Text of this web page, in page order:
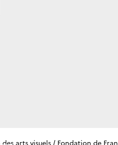
arts visuels / Fondation de